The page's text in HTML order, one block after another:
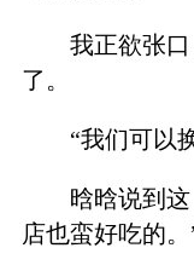
我正欲张
了。
“我们可以
晗晗说到
店也蛮好吃的。